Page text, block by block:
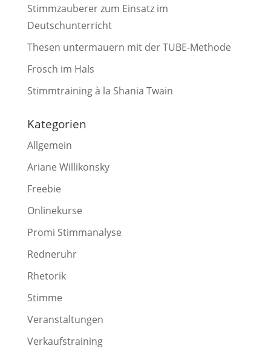
Stimmzauberer zum Einsatz im
Deutschunterricht
Thesen untermauern mit der TUBE-Methode
Frosch im Hals
Stimmtraining à la Shania Twain
Kategorien
Allgemein
Ariane Willikonsky
Freebie
Onlinekurse
Promi Stimmanalyse
Redneruhr
Rhetorik
Stimme
Veranstaltungen
Verkaufstraining